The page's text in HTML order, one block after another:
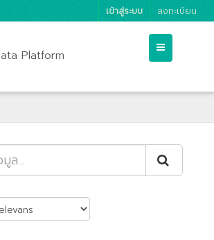
เข้าสู่ระบบ ลงทะเบียน
Platform